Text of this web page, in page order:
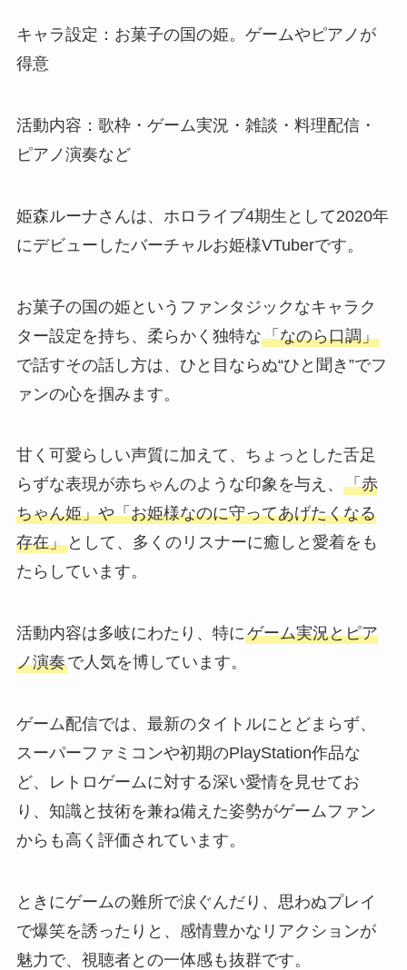
キャラ設定：お菓子の国の姫。ゲームやピアノが
得意
活動内容：歌枠・ゲーム実況・雑談・料理配信・
ピアノ演奏など
姫森ルーナさんは、ホロライブ4期生として2020年
にデビューしたバーチャルお姫様VTuberです。
お菓子の国の姫というファンタジックなキャラク
ター設定を持ち、柔らかく独特な「なのら口調」
で話すその話し方は、ひと目ならぬ“ひと聞き”でフ
ァンの心を掴みます。
甘く可愛らしい声質に加えて、ちょっとした舌足
らずな表現が赤ちゃんのような印象を与え、 「赤
ちゃん姫」や「お姫様なのに守ってあげたくなる
存在」として、多くのリスナーに癒しと愛着をも
たらしています。
活動内容は多岐にわたり、特にゲーム実況とピア
ノ演奏で人気を博しています。
ゲーム配信では、最新のタイトルにとどまらず、
スーパーファミコンや初期のPlayStation作品な
ど、レトロゲームに対する深い愛情を見せてお
り、知識と技術を兼ね備えた姿勢がゲームファン
からも高く評価されています。
ときにゲームの難所で涙ぐんだり、思わぬプレイ
で爆笑を誘ったりと、感情豊かなリアクションが
魅力で、視聴者との一体感も抜群です。